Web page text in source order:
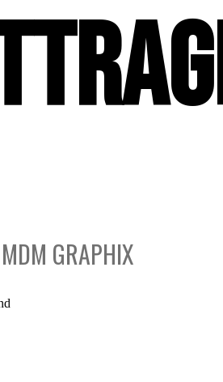
GRAPHIX